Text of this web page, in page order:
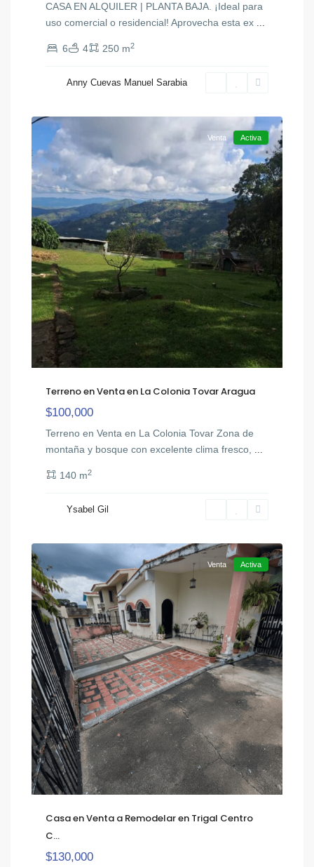
CASA EN ALQUILER | PLANTA BAJA. ¡Ideal para
uso comercial o residencial! Aprovecha esta ex ...
6 4 250 m2
Anny Cuevas Manuel Sarabia
Colonia
Venta Activa
Terreno en Venta en La Colonia Tovar Aragua
$100,000
Terreno en Venta en La Colonia Tovar Zona de
montaña y bosque con excelente clima fresco, ...
140 m2
Ysabel Gil
,
Venta Activa
Casa en Venta a Remodelar en Trigal Centro
C...
$130,000